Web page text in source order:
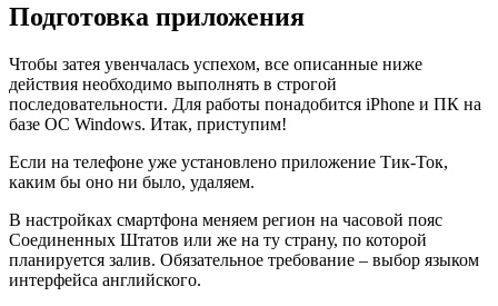
Подготовка приложения
Чтобы затея увенчалась успехом, все описанные ниже
действия необходимо выполнять в строгой
последовательности. Для работы понадобится iPhone и ПК на
базе ОС Windows. Итак, приступим!
Если на телефоне уже установлено приложение Тик-Ток,
каким бы оно ни было, удаляем.
В настройках смартфона меняем регион на часовой пояс
Соединенных Штатов или же на ту страну, по которой
планируется залив. Обязательное требование – выбор языком
интерфейса английского.